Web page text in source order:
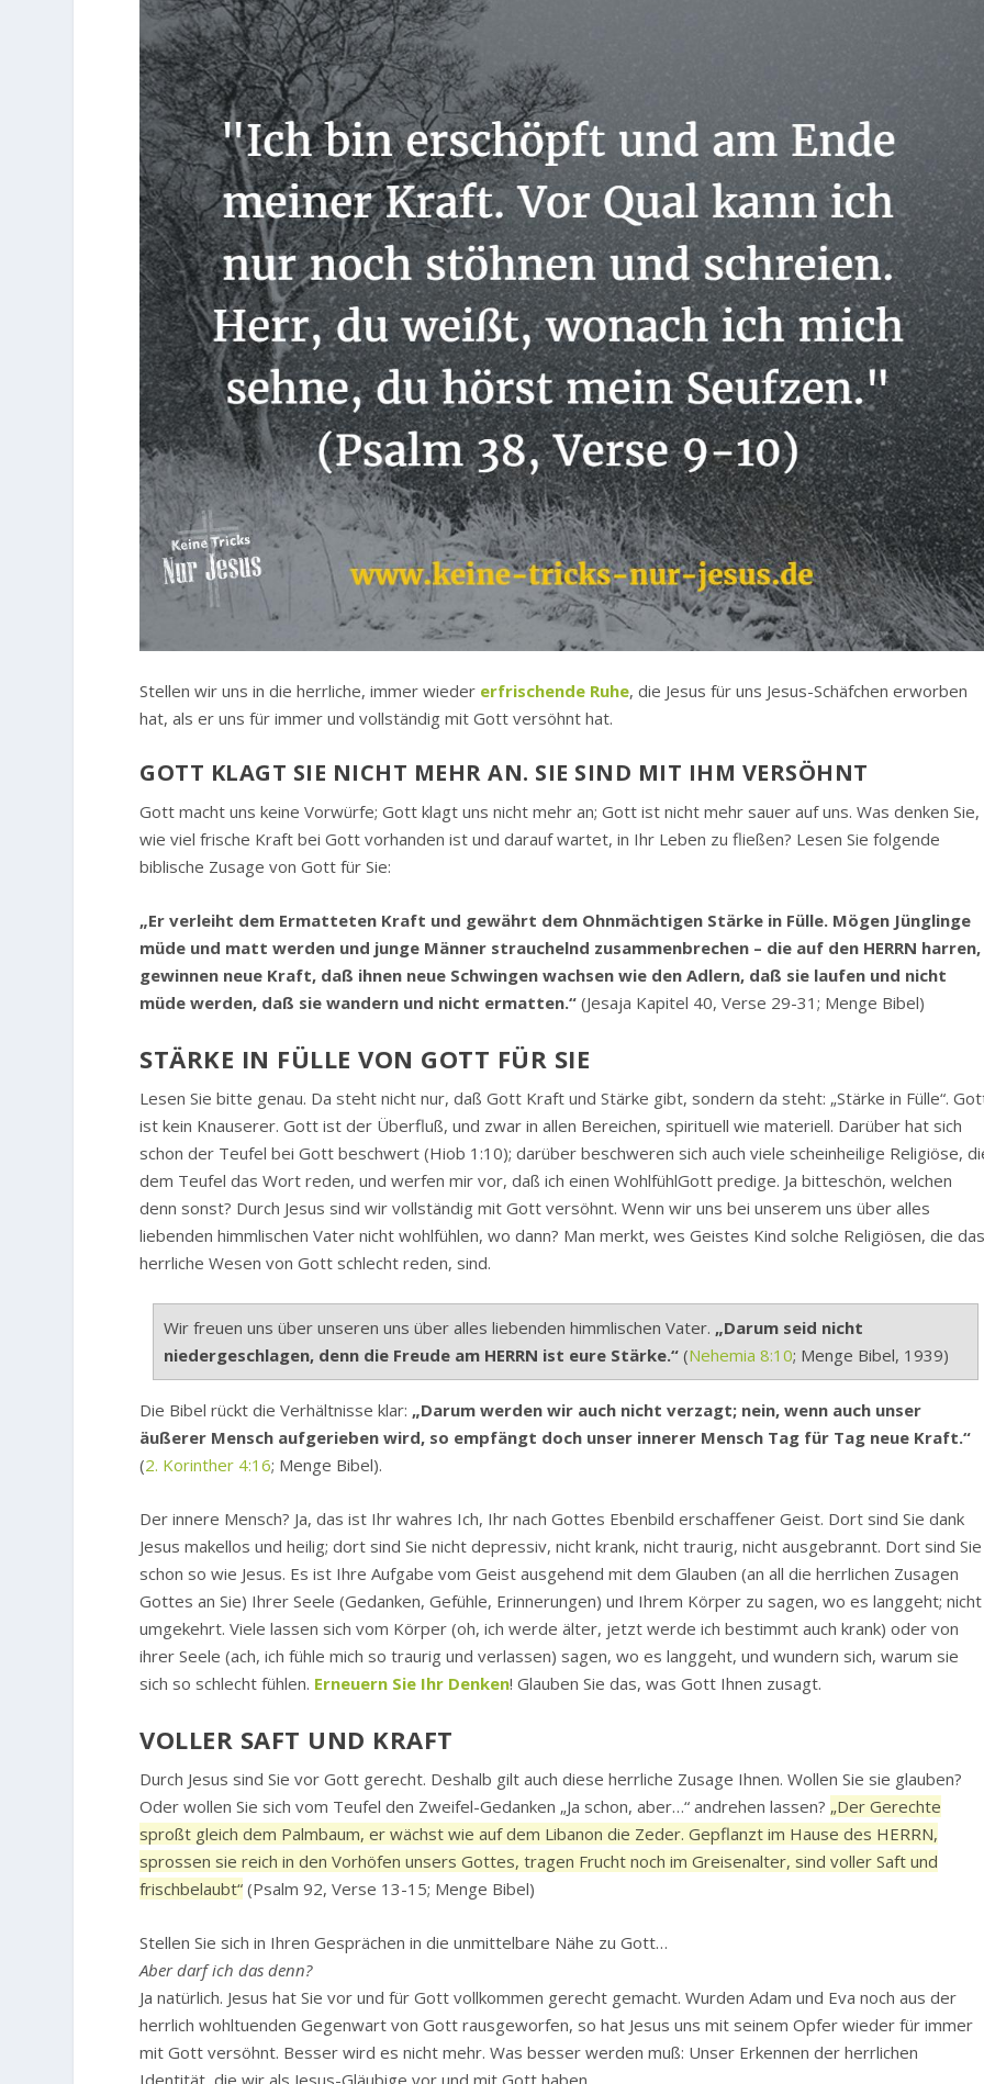
Stellen wir uns in die herrliche, immer wieder erfrischende Ruhe, die Jesus für uns Jesus-Schäfchen erworben
hat, als er uns für immer und vollständig mit Gott versöhnt hat.
GOTT KLAGT SIE NICHT MEHR AN. SIE SIND MIT IHM VERSÖHNT
Gott macht uns keine Vorwürfe; Gott klagt uns nicht mehr an; Gott ist nicht mehr sauer auf uns. Was denken Sie,
wie viel frische Kraft bei Gott vorhanden ist und darauf wartet, in Ihr Leben zu fließen? Lesen Sie folgende
biblische Zusage von Gott für Sie:
„Er verleiht dem Ermatteten Kraft und gewährt dem Ohnmächtigen Stärke in Fülle. Mögen Jünglinge
müde und matt werden und junge Männer strauchelnd zusammenbrechen – die auf den HERRN harren,
gewinnen neue Kraft, daß ihnen neue Schwingen wachsen wie den Adlern, daß sie laufen und nicht
müde werden, daß sie wandern und nicht ermatten.“ (Jesaja Kapitel 40, Verse 29-31; Menge Bibel)
STÄRKE IN FÜLLE VON GOTT FÜR SIE
Lesen Sie bitte genau. Da steht nicht nur, daß Gott Kraft und Stärke gibt, sondern da steht: „Stärke in Fülle“.
ist kein Knauserer. Gott ist der Überfluß, und zwar in allen Bereichen, spirituell wie materiell. Darüber hat sich
schon der Teufel bei Gott beschwert (Hiob 1:10); darüber beschweren sich auch viele scheinheilige Religiöse,
dem Teufel das Wort reden, und werfen mir vor, daß ich einen WohlfühlGott predige. Ja bitteschön, welchen
denn sonst? Durch Jesus sind wir vollständig mit Gott versöhnt. Wenn wir uns bei unserem uns über alles
liebenden himmlischen Vater nicht wohlfühlen, wo dann? Man merkt, wes Geistes Kind solche Religiösen, die
herrliche Wesen von Gott schlecht reden, sind.
Wir freuen uns über unseren uns über alles liebenden himmlischen Vater. „Darum seid nicht
niedergeschlagen, denn die Freude am HERRN ist eure Stärke.“(Nehemia 8:10; Menge Bibel, 1939)
Die Bibel rückt die Verhältnisse klar: „Darum werden wir auch nicht verzagt; nein, wenn auch unser
äußerer Mensch aufgerieben wird, so empfängt doch unser innerer Mensch Tag für Tag neue Kraft.“
(2. Korinther 4:16; Menge Bibel).
Der innere Mensch? Ja, das ist Ihr wahres Ich, Ihr nach Gottes Ebenbild erschaffener Geist. Dort sind Sie dank
Jesus makellos und heilig; dort sind Sie nicht depressiv, nicht krank, nicht traurig, nicht ausgebrannt. Dort sind Sie
schon so wie Jesus. Es ist Ihre Aufgabe vom Geist ausgehend mit dem Glauben (an all die herrlichen Zusagen
Gottes an Sie) Ihrer Seele (Gedanken, Gefühle, Erinnerungen) und Ihrem Körper zu sagen, wo es langgeht; nicht
umgekehrt. Viele lassen sich vom Körper (oh, ich werde älter, jetzt werde ich bestimmt auch krank) oder von
ihrer Seele (ach, ich fühle mich so traurig und verlassen) sagen, wo es langgeht, und wundern sich, warum sie
sich so schlecht fühlen. Erneuern Sie Ihr Denken! Glauben Sie das, was Gott Ihnen zusagt.
VOLLER SAFT UND KRAFT
Durch Jesus sind Sie vor Gott gerecht. Deshalb gilt auch diese herrliche Zusage Ihnen. Wollen Sie sie glauben?
Oder wollen Sie sich vom Teufel den Zweifel-Gedanken „Ja schon, aber…“ andrehen lassen? „Der Gerechte
sproßt gleich dem Palmbaum, er wächst wie auf dem Libanon die Zeder. Gepflanzt im Hause des HERRN,
sprossen sie reich in den Vorhöfen unsers Gottes, tragen Frucht noch im Greisenalter, sind voller Saft und
frischbelaubt“ (Psalm 92, Verse 13-15; Menge Bibel)
Stellen Sie sich in Ihren Gesprächen in die unmittelbare Nähe zu Gott…
Aber darf ich das denn?
Ja natürlich. Jesus hat Sie vor und für Gott vollkommen gerecht gemacht. Wurden Adam und Eva noch aus der
herrlich wohltuenden Gegenwart von Gott rausgeworfen, so hat Jesus uns mit seinem Opfer wieder für immer
mit Gott versöhnt. Besser wird es nicht mehr. Was besser werden muß: Unser Erkennen der herrlichen